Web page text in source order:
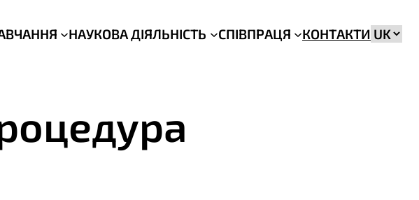
НАУКОВА ДІЯЛЬНІСТЬ СПІВПРАЦЯ КОНТАКТИ